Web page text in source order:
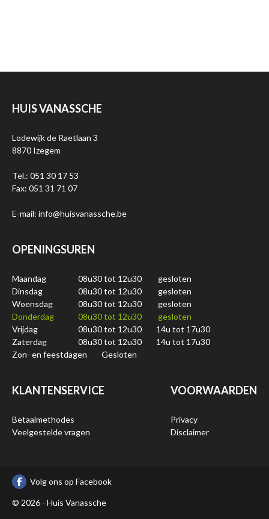
HUIS VANASSCHE
Lodewijk de Raetlaan 3
8870 Izegem
Tel.: 051 30 17 53
Fax: 051 31 71 07
E-mail: info@huisvanassche.be
OPENINGSUREN
Maandag 08u30 tot 12u30
gesloten
Dinsdag
08u30 tot 12u30
gesloten
Woensdag
08u30 tot 12u30
gesloten
Donderdag
08u30 tot 12u30
gesloten
Vrijdag
08u30 tot 12u30
14u tot 17u30
Zaterdag
08u30 tot 12u30
14u tot 17u30
Zon- en feestdagen
Gesloten
KLANTENSERVICE
Betaalmethodes
Veelgestelde vragen
VOORWAARDEN
Privacy
Disclaimer
Volg ons op Facebook
© 2026 - Huis Vanassche